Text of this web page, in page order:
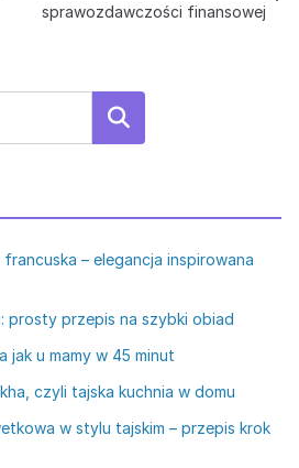
sprawozdawczości finansowej
Szukaj
francuska – elegancja inspirowana
prosty przepis na szybki obiad
jak u mamy w 45 minut
czyli tajska kuchnia w domu
w stylu tajskim – przepis krok